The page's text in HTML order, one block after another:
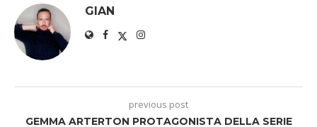
GIAN
previous post
GEMMA ARTERTON PROTAGONISTA DELLA SERIE